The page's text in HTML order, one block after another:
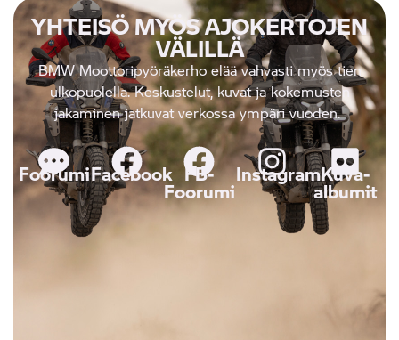
YHTEISÖ MYÖS AJOKERTOJEN
VÄLILLÄ
BMW Moottoripyöräkerho elää vahvasti myös tien
ulkopuolella. Keskustelut, kuvat ja kokemusten
jakaminen jatkuvat verkossa ympäri vuoden.
FoorumiFacebook FB-
Foorumi
InstagramKuva-
albumit